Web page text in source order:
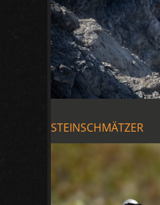
STEINSCHMÄTZER